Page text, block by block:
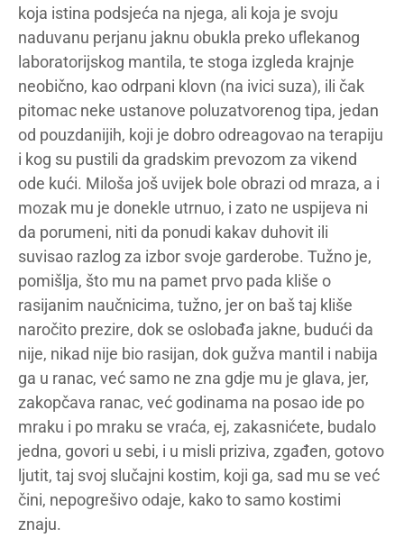
koja istina podsjeća na njega, ali koja je svoju
naduvanu perjanu jaknu obukla preko uflekanog
laboratorijskog mantila, te stoga izgleda krajnje
neobično, kao odrpani klovn (na ivici suza), ili čak
pitomac neke ustanove poluzatvorenog tipa, jedan
od pouzdanijih, koji je dobro odreagovao na terapiju
i kog su pustili da gradskim prevozom za vikend
ode kući. Miloša još uvijek bole obrazi od mraza, a i
mozak mu je donekle utrnuo, i zato ne uspijeva ni
da porumeni, niti da ponudi kakav duhovit ili
suvisao razlog za izbor svoje garderobe. Tužno je,
pomišlja, što mu na pamet prvo pada kliše o
rasijanim naučnicima, tužno, jer on baš taj kliše
naročito prezire, dok se oslobađa jakne, budući da
nije, nikad nije bio rasijan, dok gužva mantil i nabija
ga u ranac, već samo ne zna gdje mu je glava, jer,
zakopčava ranac, već godinama na posao ide po
mraku i po mraku se vraća, ej, zakasnićete, budalo
jedna, govori u sebi, i u misli priziva, zgađen, gotovo
ljutit, taj svoj slučajni kostim, koji ga, sad mu se već
čini, nepogrešivo odaje, kako to samo kostimi
znaju.